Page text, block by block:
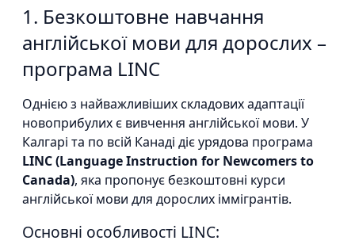
1. Безкоштовне навчання
англійської мови для дорослих –
програма LINC
Однією з найважливіших складових адаптації
новоприбулих є вивчення англійської мови. У
Калгарі та по всій Канаді діє урядова програма
LINC (Language Instruction for Newcomers to
Canada), яка пропонує безкоштовні курси
англійської мови для дорослих іммігрантів.
Основні особливості LINC: